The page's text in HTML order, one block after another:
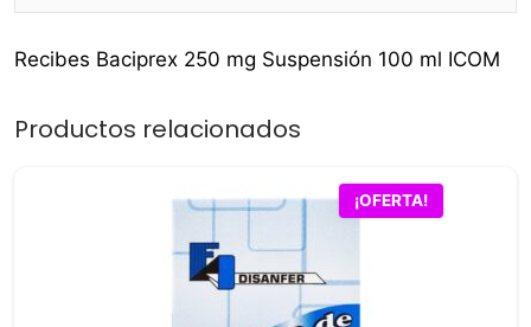
Recibes Baciprex 250 mg Suspensión 100 ml ICOM
Productos relacionados
¡OFERTA!